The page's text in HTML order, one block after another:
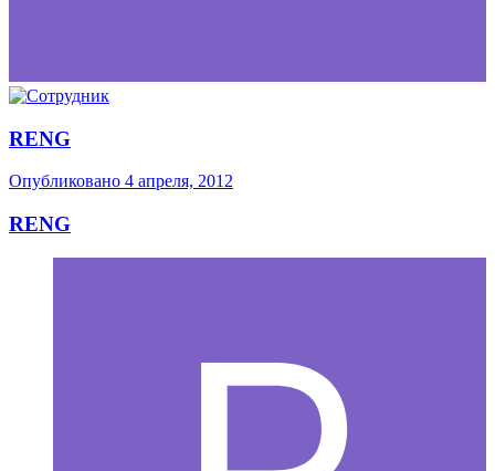
RENG
Опубликовано 4 апреля, 2012
RENG